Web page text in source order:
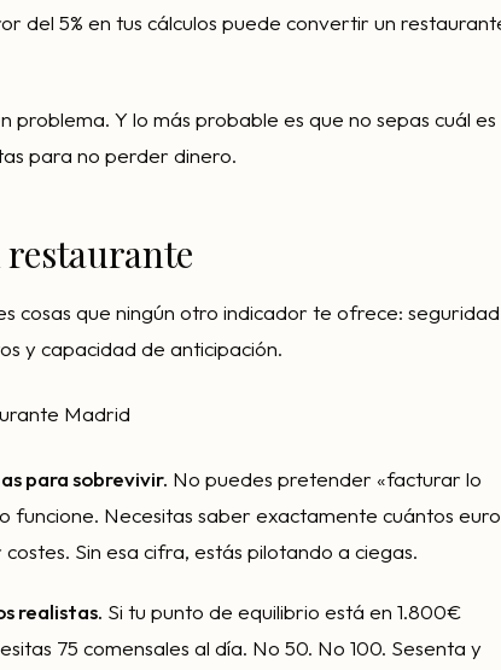
del 5% en tus cálculos puede convertir un
problema. Y lo más probable es que no sepas cuál es
para no perder dinero.
cosas que ningún otro indicador te ofrece: seguridad
y capacidad de anticipación.
para sobrevivir. No puedes pretender «facturar lo
funcione. Necesitas saber exactamente cuántos
Sin esa cifra, estás pilotando a ciegas.
realistas. Si tu punto de equilibrio está en 1.800€
75 comensales al día. No 50. No 100. Sesenta y